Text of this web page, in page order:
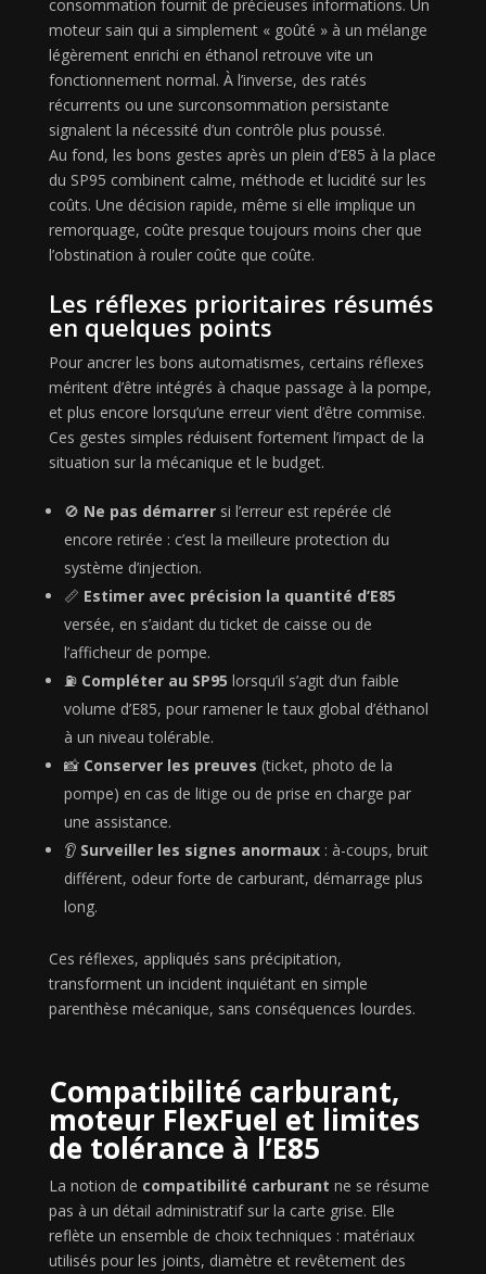
consommation fournit de précieuses informations. Un
moteur sain qui a simplement « goûté » à un mélange
légèrement enrichi en éthanol retrouve vite un
fonctionnement normal. À l’inverse, des ratés
récurrents ou une surconsommation persistante
signalent la nécessité d’un contrôle plus poussé.
Au fond, les bons gestes après un plein d’E85 à la place
du SP95 combinent calme, méthode et lucidité sur les
coûts. Une décision rapide, même si elle implique un
remorquage, coûte presque toujours moins cher que
l’obstination à rouler coûte que coûte.
Les réflexes prioritaires résumés
en quelques points
Pour ancrer les bons automatismes, certains réflexes
méritent d’être intégrés à chaque passage à la pompe,
et plus encore lorsqu’une erreur vient d’être commise.
Ces gestes simples réduisent fortement l’impact de la
situation sur la mécanique et le budget.
🚫 Ne pas démarrersi l’erreur est repérée clé
encore retirée : c’est la meilleure protection du
système d’injection.
📏 Estimer avec précision la quantité d’E85
versée, en s’aidant du ticket de caisse ou de
l’afficheur de pompe.
⛽ Compléter au SP95 lorsqu’il s’agit d’un faible
volume d’E85, pour ramener le taux global d’éthanol
à un niveau tolérable.
📸 Conserver les preuves (ticket, photo de la
pompe) en cas de litige ou de prise en charge par
une assistance.
👂 Surveiller les signes anormaux: à-coups, bruit
différent, odeur forte de carburant, démarrage plus
long.
Ces réflexes, appliqués sans précipitation,
transforment un incident inquiétant en simple
parenthèse mécanique, sans conséquences lourdes.
Compatibilité carburant,
moteur FlexFuel et limites
de tolérance à l’E85
La notion de compatibilité carburant ne se résume
pas à un détail administratif sur la carte grise. Elle
reflète un ensemble de choix techniques : matériaux
utilisés pour les joints, diamètre et revêtement des